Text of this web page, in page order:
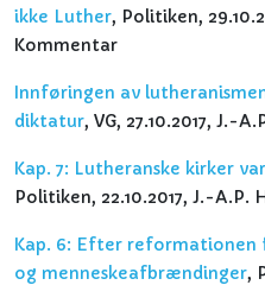
ikke Luther, Politiken,
Kommentar
Innføringen av
diktatur, VG, 27.10.2017, J.-
Kap. 7: Lutheranske kirker
Politiken, 22.10.2017, J.-
Kap. 6: Efter reformationen
og menneskeafbrændinger,